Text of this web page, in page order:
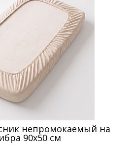
непромокаемый на
90х50 см